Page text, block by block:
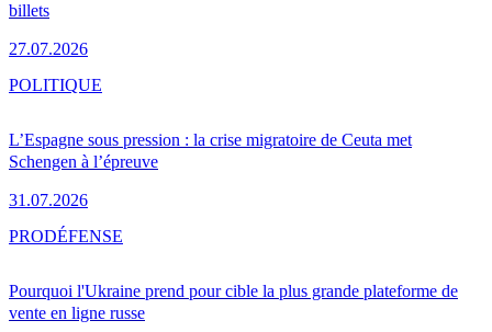
billets
27.07.2026
L’Espagne sous pression : la crise migratoire de Ceuta met
Schengen à l’épreuve
31.07.2026
POLITIQUE
Pourquoi l'Ukraine prend pour cible la plus grande plateforme de
vente en ligne russe
PRODÉFENSE